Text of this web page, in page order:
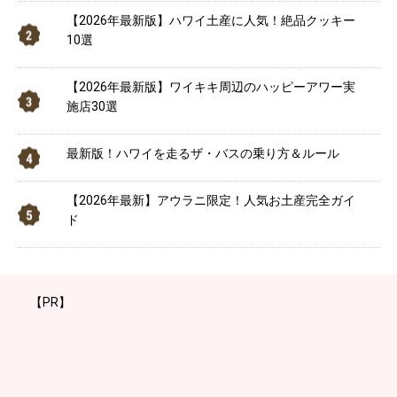
【2026年最新版】ハワイ土産に人気！絶品クッキー
10選
【2026年最新版】ワイキキ周辺のハッピーアワー実
施店30選
最新版！ハワイを走るザ・バスの乗り方＆ルール
【2026年最新】アウラニ限定！人気お土産完全ガイ
ド
【PR】